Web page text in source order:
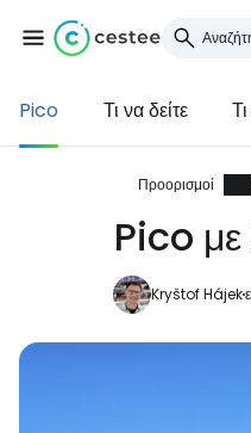
Pico Τι να δείτε
Προορισμοί
Pico με
Kryštof Hájek
... η παγκόσμια